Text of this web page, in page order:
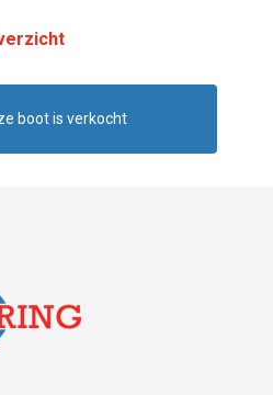
boot is verkocht